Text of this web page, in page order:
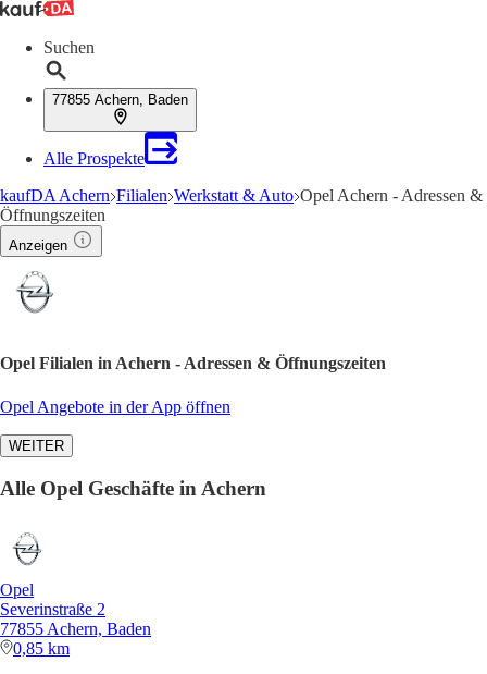
Suchen
77855 Achern, Baden
Alle Prospekte
kaufDA Achern Filialen Werkstatt & Auto Opel Achern - Adressen &
Öffnungszeiten
Anzeigen
Opel Filialen in Achern - Adressen & Öffnungszeiten
Opel Angebote in der App öffnen
WEITER
Alle Opel Geschäfte in Achern
Opel
Severinstraße 2
77855 Achern, Baden
0,85 km